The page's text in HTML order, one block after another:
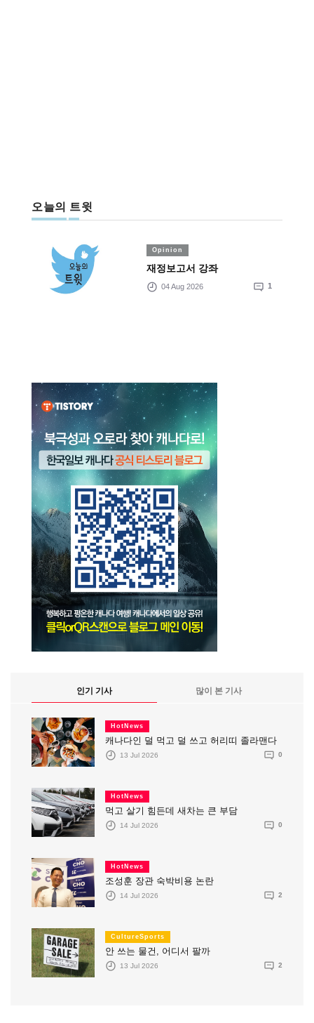
오늘의 트윗
Opinion
재정보고서 강좌
04 Aug 2026 1
인기 기사 많이 본 기사
HotNews
캐나다인 덜 먹고 덜 쓰고 허리띠 졸라맨다
13 Jul 2026 0
HotNews
먹고 살기 힘든데 새차는 큰 부담
14 Jul 2026 0
HotNews
조성훈 장관 숙박비용 논란
14 Jul 2026 2
CultureSports
안 쓰는 물건, 어디서 팔까
13 Jul 2026 2